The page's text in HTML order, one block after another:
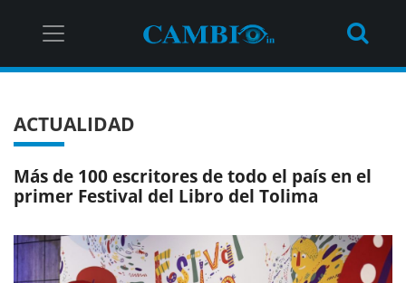
ACTUALIDAD
Más de 100 escritores de todo el país en el
primer Festival del Libro del Tolima